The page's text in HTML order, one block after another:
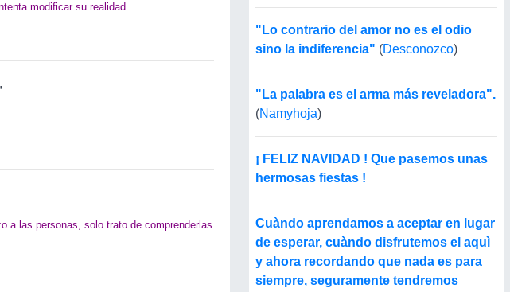
modificar su realidad.
a las personas, solo trato de comprenderlas
"Lo contrario del amor no es el odio
sino la indiferencia" (Desconozco)
"La palabra es el arma más reveladora".
(Namyhoja)
¡ FELIZ NAVIDAD ! Que pasemos unas
hermosas fiestas !
Cuàndo aprendamos a aceptar en lugar
de esperar, cuàndo disfrutemos el aquì
y ahora recordando que nada es para
siempre, seguramente tendremos